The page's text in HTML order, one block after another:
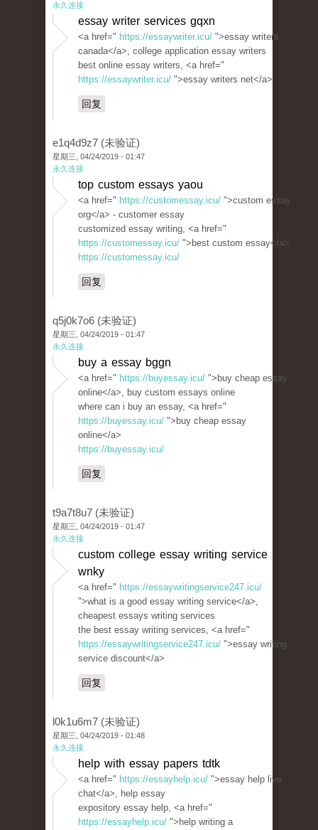
永久连接
essay writer services gqxn
<a href=" https://essaywriter.icu/ ">essay writers
canada</a>, college application essay writers
best online essay writers, <a href="
https://essaywriter.icu/ ">essay writers net</a>
回复
e1q4d9z7 (未验证)
星期三, 04/24/2019 - 01:47
永久连接
top custom essays yaou
<a href=" https://customessay.icu/ ">custom essay
org</a> - customer essay
customized essay writing, <a href="
https://customessay.icu/ ">best custom essay</a>
https://customessay.icu/
回复
q5j0k7o6 (未验证)
星期三, 04/24/2019 - 01:47
永久连接
buy a essay bggn
<a href=" https://buyessay.icu/ ">buy cheap essay
online</a>, buy custom essays online
where can i buy an essay, <a href="
https://buyessay.icu/ ">buy cheap essay
online</a>
https://buyessay.icu/
回复
t9a7t8u7 (未验证)
星期三, 04/24/2019 - 01:47
永久连接
custom college essay writing service
wnky
<a href=" https://essaywritingservice247.icu/
">what is a good essay writing service</a>,
cheapest essays writing services
the best essay writing services, <a href="
https://essaywritingservice247.icu/ ">essay writing
service discount</a>
回复
l0k1u6m7 (未验证)
星期三, 04/24/2019 - 01:48
永久连接
help with essay papers tdtk
<a href=" https://essayhelp.icu/ ">essay help live
chat</a>, help essay
expository essay help, <a href="
https://essayhelp.icu/ ">help writing a